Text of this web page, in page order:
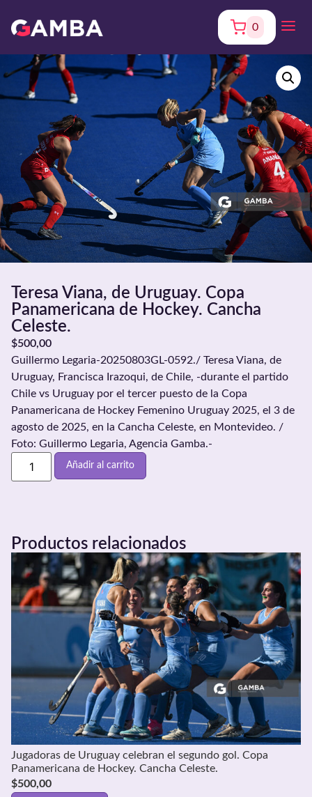
0
Teresa Viana, de Uruguay. Copa
Panamericana de Hockey. Cancha
Celeste.
$500,00
Guillermo Legaria-20250803GL-0592./ Teresa Viana, de
Uruguay, Francisca Irazoqui, de Chile, -durante el partido
Chile vs Uruguay por el tercer puesto de la Copa
Panamericana de Hockey Femenino Uruguay 2025, el 3 de
agosto de 2025, en la Cancha Celeste, en Montevideo. /
Foto: Guillermo Legaria, Agencia Gamba.-
Añadir al carrito
Productos relacionados
Jugadoras de Uruguay celebran el segundo gol. Copa
Panamericana de Hockey. Cancha Celeste.
$500,00